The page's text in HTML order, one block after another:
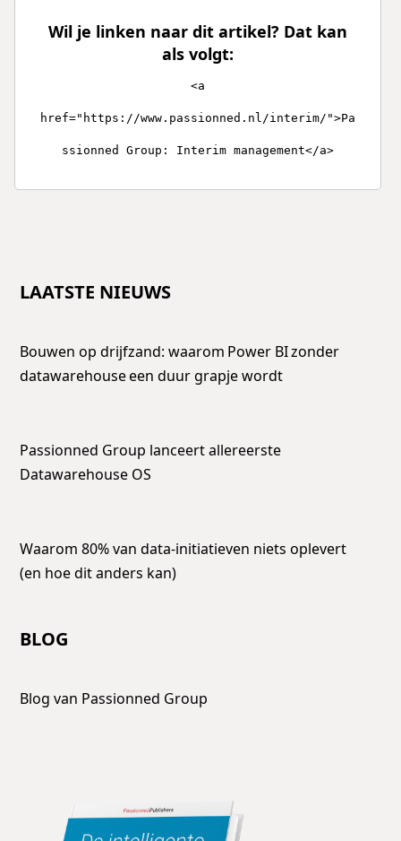
Wil je linken naar dit artikel? Dat kan
als volgt:
<a
href="https://www.passionned.nl/interim/">Pa
ssionned Group: Interim management</a>
LAATSTE NIEUWS
Bouwen op drijfzand: waarom Power BI zonder
datawarehouse een duur grapje wordt
Passionned Group lanceert allereerste
Datawarehouse OS
Waarom 80% van data-initiatieven niets oplevert
(en hoe dit anders kan)
BLOG
Blog van Passionned Group